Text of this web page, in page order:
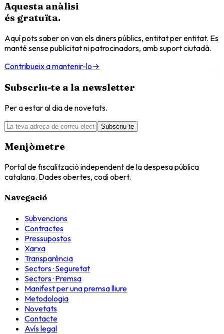
Aquesta anàlisi
és gratuïta.
Aquí pots saber on van els diners públics, entitat per entitat. Es
manté sense publicitat ni patrocinadors, amb suport ciutadà.
Contribueix a mantenir-lo→
Subscriu-te a la newsletter
Per a estar al dia de novetats.
Subscriu-te
Menjòmetre
Portal de fiscalització independent de la despesa pública
catalana. Dades obertes, codi obert.
Navegació
Subvencions
Contractes
Pressupostos
Xarxa
Transparència
Sectors · Seguretat
Sectors · Premsa
Manifest per una premsa lliure
Metodologia
Novetats
Contacte
Avís legal